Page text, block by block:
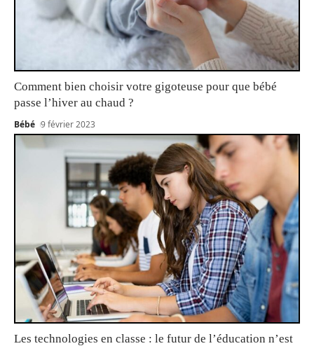
Comment bien choisir votre gigoteuse pour que bébé
passe l’hiver au chaud ?
Bébé 9 février 2023
Les technologies en classe : le futur de l’éducation n’est